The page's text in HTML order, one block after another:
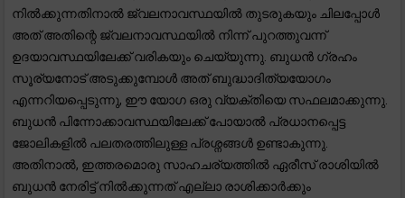
നിൽക്കുന്നതിനാൽ ജ്വലനാവസ്ഥയിൽ തുടരുകയും ചിലപ്പോൾ
അത് അതിന്റെ ജ്വലനാവസ്ഥയിൽ നിന്ന് പുറത്തുവന്ന്
ഉദയാവസ്ഥയിലേക്ക് വരികയും ചെയ്യുന്നു. ബുധൻ ഗ്രഹം
സൂര്യനോട് അടുക്കുമ്പോൾ അത് ബുദ്ധാദിത്യയോഗം
എന്നറിയപ്പെടുന്നു, ഈ യോഗ ഒരു വ്യക്തിയെ സഫലമാക്കുന്നു.
ബുധൻ പിന്നോക്കാവസ്ഥയിലേക്ക് പോയാൽ പ്രധാനപ്പെട്ട
ജോലികളിൽ പലതരത്തിലുള്ള പ്രശ്നങ്ങൾ ഉണ്ടാകുന്നു.
അതിനാൽ, ഇത്തരമൊരു സാഹചര്യത്തിൽ ഏരീസ് രാശിയിൽ
ബുധൻ നേരിട്ട് നിൽക്കുന്നത് എല്ലാ രാശിക്കാർക്കും